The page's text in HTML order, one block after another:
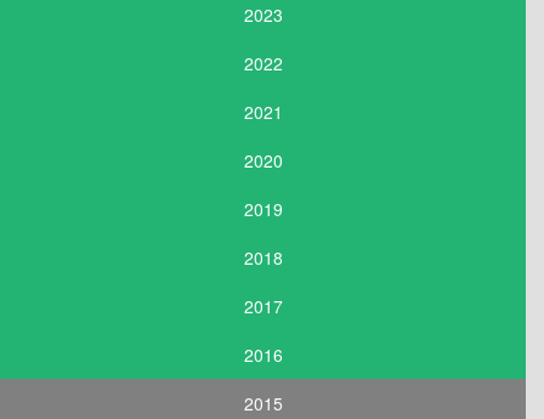
2023
2022
2021
2020
2019
2018
2017
2016
2015